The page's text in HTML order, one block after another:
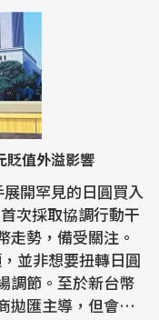
貶值外溢影響
開罕見的日圓買入
次採取協調行動干
走勢，備受關注。
並非想要扭轉日圓
調節。至於新台幣
拋匯主導，但會關